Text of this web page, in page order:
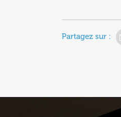
Partagez sur :